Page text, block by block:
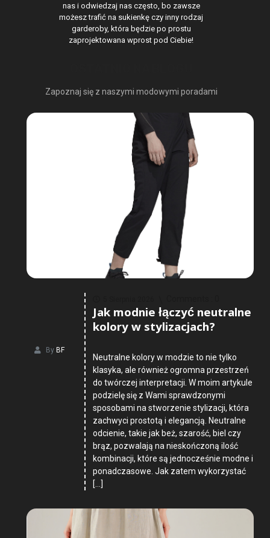
nas i odwiedzaj nas często, bo zawsze
możesz trafić na sukienkę czy inny rodzaj
garderoby, która będzie po prostu
zaprojektowana wprost pod Ciebie!
Zapoznaj się z naszymi modowymi poradami
By BF
Jak modnie łączyć neutralne
kolory w stylizacjach?
Neutralne kolory w modzie to nie tylko
klasyka, ale również ogromna przestrzeń
do twórczej interpretacji. W moim artykule
podzielę się z Wami sprawdzonymi
sposobami na stworzenie stylizacji, która
zachwyci prostotą i elegancją. Neutralne
odcienie, takie jak beż, szarość, biel czy
brąz, pozwalają na nieskończoną ilość
kombinacji, które są jednocześnie modne i
ponadczasowe. Jak zatem wykorzystać
[…]